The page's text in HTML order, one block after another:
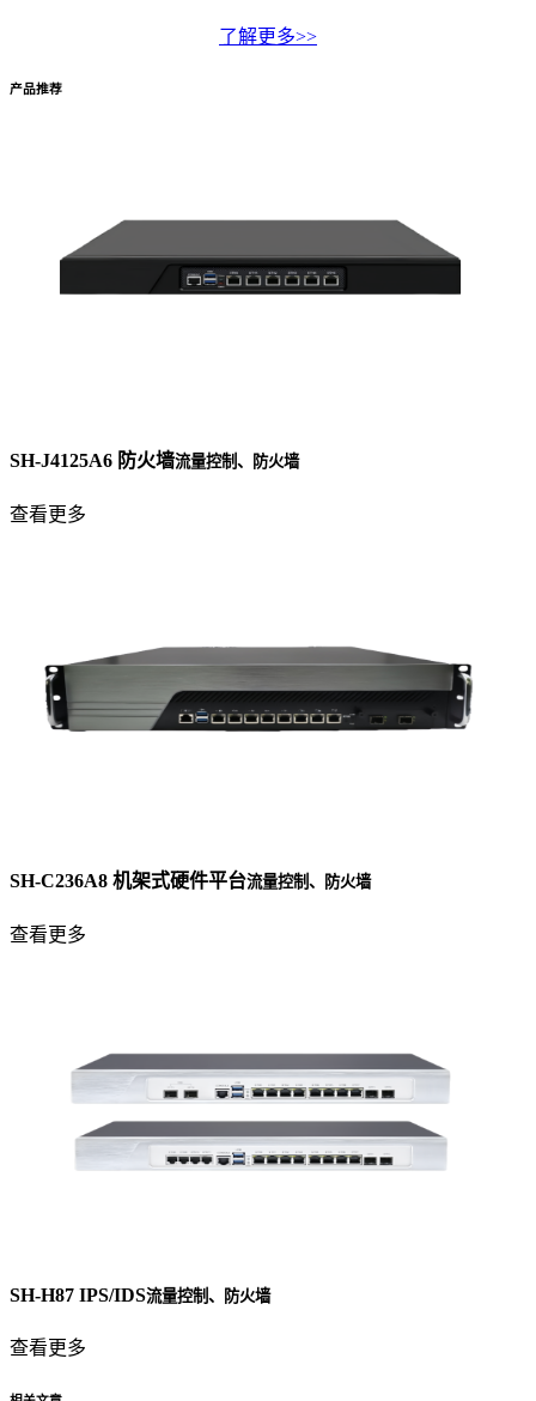
了解更多>>
产品推荐
SH-J4125A6 防火墙流量控制、防火墙
查看更多
SH-C236A8 机架式硬件平台流量控制、防火墙
查看更多
SH-H87 IPS/IDS流量控制、防火墙
查看更多